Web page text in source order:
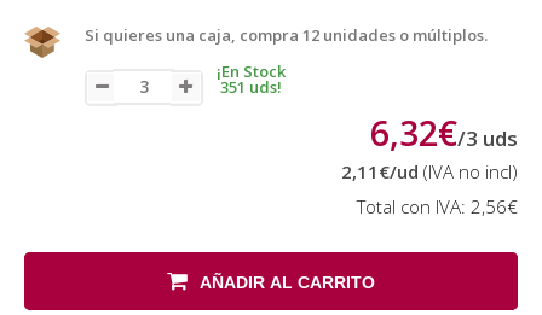
Si quieres una caja, compra 12 unidades o múltiplos.
¡En Stock
351 uds!
6,32€/3 uds
2,11€/ud (IVA no incl)
Total con IVA: 2,56€
AÑADIR AL CARRITO